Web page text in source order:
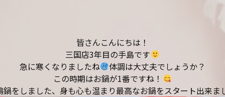
皆さんこんにちは！
三国店3年目の手島です
急に寒くなりましたね
体調は大丈夫でしょうか？
この時期はお鍋が1番ですね！
鍋をしました、身も心も温まり最高なお鍋をスタート出来ま